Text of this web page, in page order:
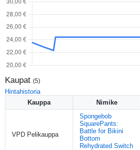
Kaupat (5)
Hintahistoria
Kauppa
Nimike
VPD Pelikauppa
Spongebob
SquarePants:
Battle for Bikini
Bottom
Rehydrated Switch